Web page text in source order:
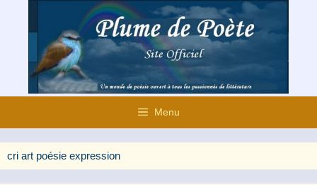
contenu
Menu
cri art poésie expression